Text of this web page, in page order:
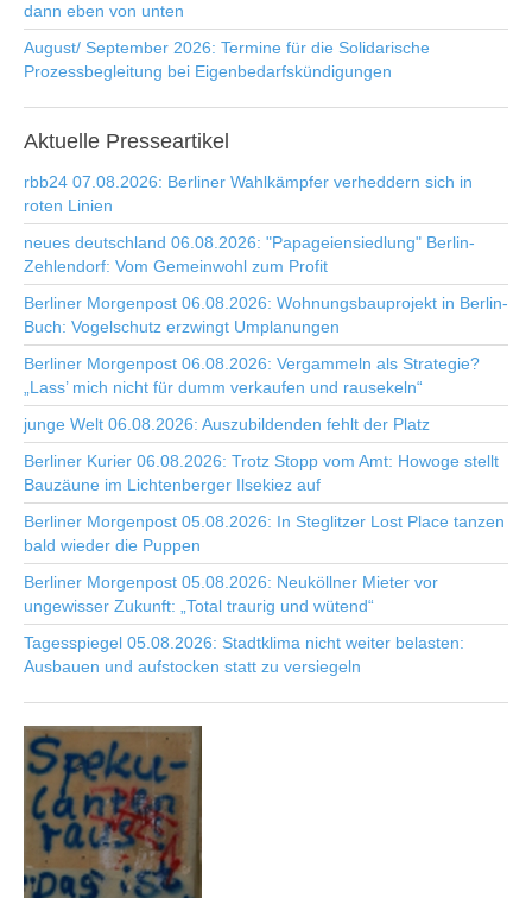
dann eben von unten
August/ September 2026: Termine für die Solidarische
Prozessbegleitung bei Eigenbedarfskündigungen
Aktuelle Presseartikel
rbb24 07.08.2026: Berliner Wahlkämpfer verheddern sich in
roten Linien
neues deutschland 06.08.2026: "Papageiensiedlung" Berlin-
Zehlendorf: Vom Gemeinwohl zum Profit
Berliner Morgenpost 06.08.2026: Wohnungsbauprojekt in Berlin-
Buch: Vogelschutz erzwingt Umplanungen
Berliner Morgenpost 06.08.2026: Vergammeln als Strategie?
„Lass’ mich nicht für dumm verkaufen und rausekeln“
junge Welt 06.08.2026: Auszubildenden fehlt der Platz
Berliner Kurier 06.08.2026: Trotz Stopp vom Amt: Howoge stellt
Bauzäune im Lichtenberger Ilsekiez auf
Berliner Morgenpost 05.08.2026: In Steglitzer Lost Place tanzen
bald wieder die Puppen
Berliner Morgenpost 05.08.2026: Neuköllner Mieter vor
ungewisser Zukunft: „Total traurig und wütend“
Tagesspiegel 05.08.2026: Stadtklima nicht weiter belasten:
Ausbauen und aufstocken statt zu versiegeln